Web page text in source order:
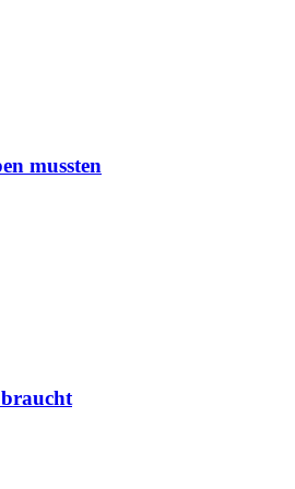
mussten